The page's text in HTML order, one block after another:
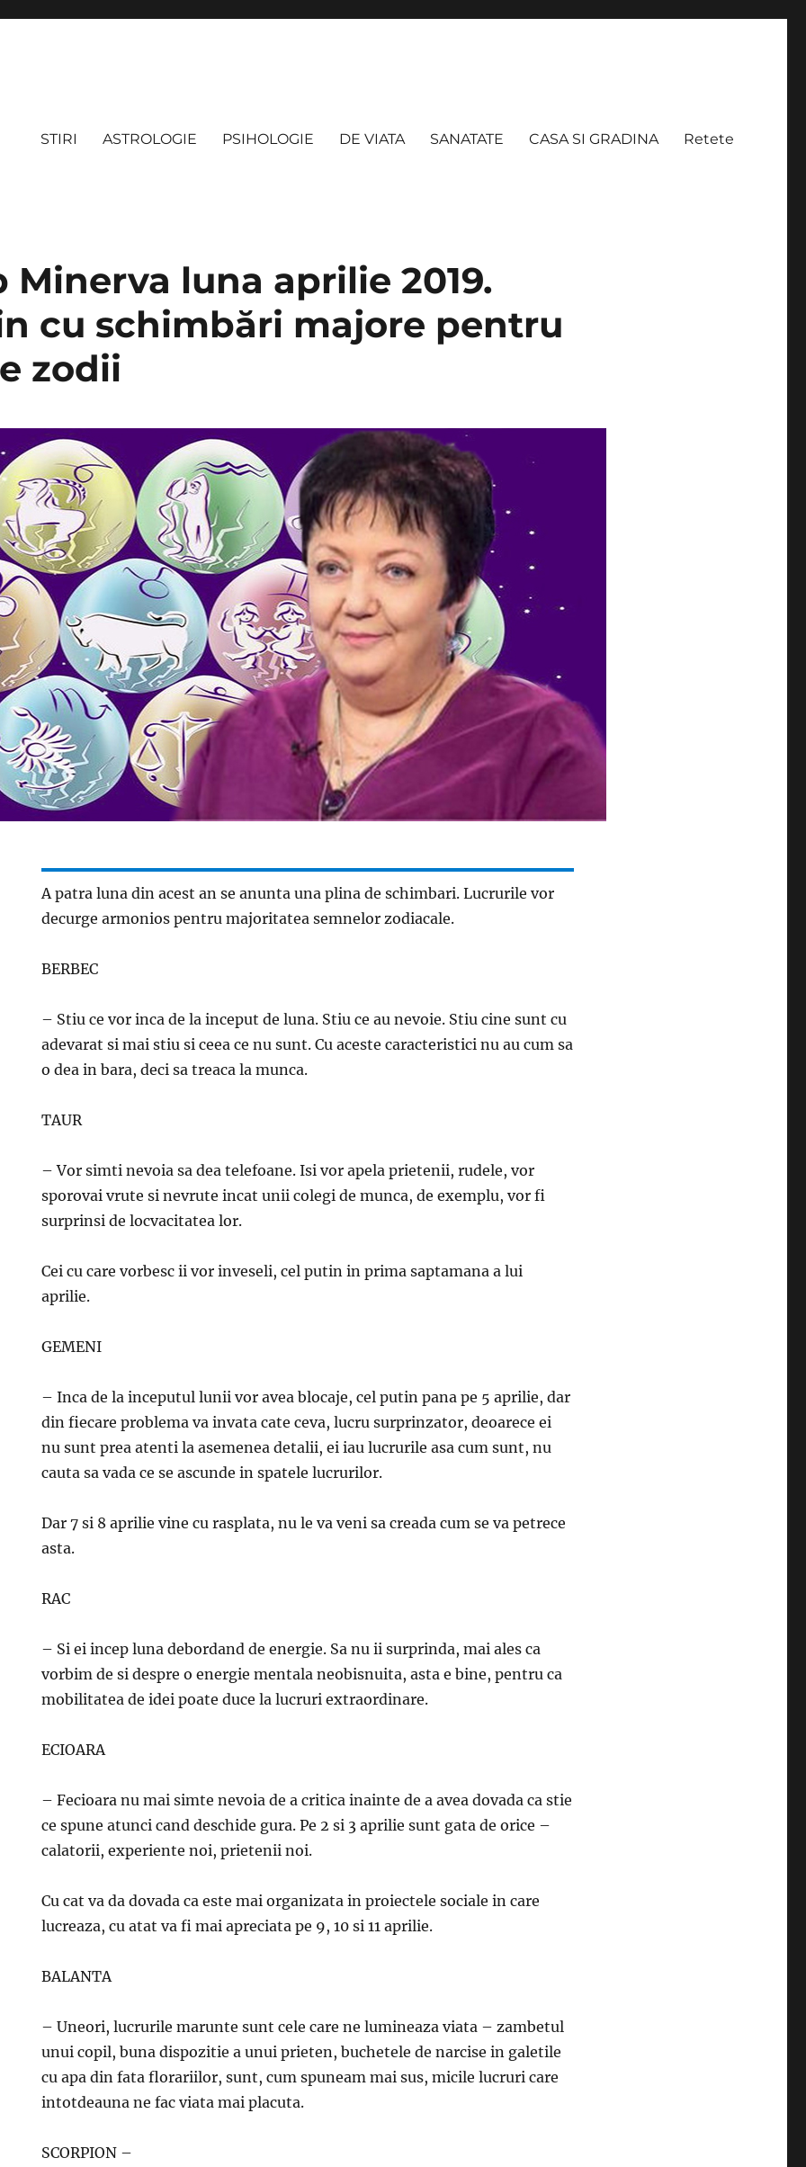
STIRI ASTROLOGIE PSIHOLOGIE DE VIATA SANATATE CASA SI GRADINA Retete
Minerva luna aprilie 2019.
cu schimbări majore pentru
zodii
A patra luna din acest an se anunta una plina de schimbari. Lucrurile vor
decurge armonios pentru majoritatea semnelor zodiacale.
BERBEC
– Stiu ce vor inca de la inceput de luna. Stiu ce au nevoie. Stiu cine sunt cu
adevarat si mai stiu si ceea ce nu sunt. Cu aceste caracteristici nu au cum sa
o dea in bara, deci sa treaca la munca.
TAUR
– Vor simti nevoia sa dea telefoane. Isi vor apela prietenii, rudele, vor
sporovai vrute si nevrute incat unii colegi de munca, de exemplu, vor fi
surprinsi de locvacitatea lor.
Cei cu care vorbesc ii vor inveseli, cel putin in prima saptamana a lui
aprilie.
GEMENI
– Inca de la inceputul lunii vor avea blocaje, cel putin pana pe 5 aprilie, dar
din fiecare problema va invata cate ceva, lucru surprinzator, deoarece ei
nu sunt prea atenti la asemenea detalii, ei iau lucrurile asa cum sunt, nu
cauta sa vada ce se ascunde in spatele lucrurilor.
Dar 7 si 8 aprilie vine cu rasplata, nu le va veni sa creada cum se va petrece
asta.
RAC
– Si ei incep luna debordand de energie. Sa nu ii surprinda, mai ales ca
vorbim de si despre o energie mentala neobisnuita, asta e bine, pentru ca
mobilitatea de idei poate duce la lucruri extraordinare.
ECIOARA
– Fecioara nu mai simte nevoia de a critica inainte de a avea dovada ca stie
ce spune atunci cand deschide gura. Pe 2 si 3 aprilie sunt gata de orice –
calatorii, experiente noi, prietenii noi.
Cu cat va da dovada ca este mai organizata in proiectele sociale in care
lucreaza, cu atat va fi mai apreciata pe 9, 10 si 11 aprilie.
BALANTA
– Uneori, lucrurile marunte sunt cele care ne lumineaza viata – zambetul
unui copil, buna dispozitie a unui prieten, buchetele de narcise in galetile
cu apa din fata florariilor, sunt, cum spuneam mai sus, micile lucruri care
intotdeauna ne fac viata mai placuta.
SCORPION –